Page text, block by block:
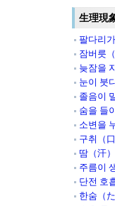
生理現
팔다리
잠버릇
늦잠을
눈이 붓
졸음이
숨을 들
소변을
구취（口
땀（汗）
주름이
단전 호
한숨（